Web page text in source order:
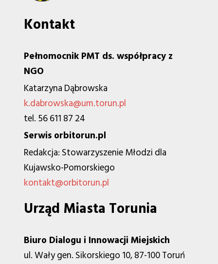
Kontakt
Pełnomocnik PMT ds. współpracy z
NGO
Katarzyna Dąbrowska
k.dabrowska@um.torun.pl
tel. 56 611 87 24
Serwis orbitorun.pl
Redakcja: Stowarzyszenie Młodzi dla
Kujawsko-Pomorskiego
kontakt@orbitorun.pl
Urząd Miasta Torunia
Biuro Dialogu i Innowacji Miejskich
ul. Wały gen. Sikorskiego 10, 87-100 Toruń